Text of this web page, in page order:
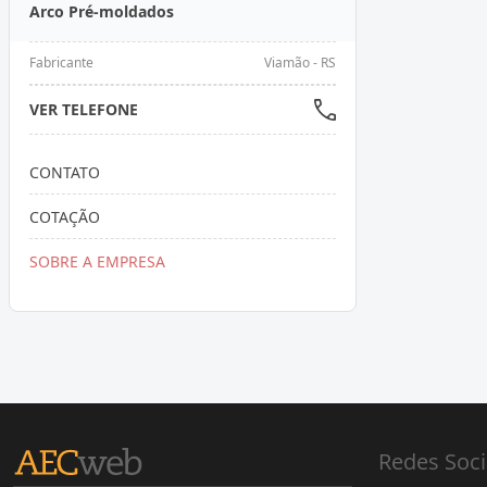
Arco Pré-moldados
Fabricante Viamão - RS
VER TELEFONE
CONTATO
COTAÇÃO
SOBRE A EMPRESA
Redes